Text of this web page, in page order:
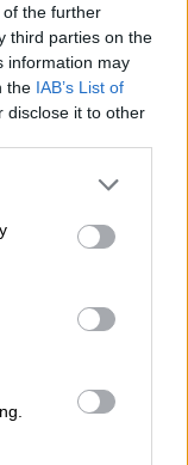
the further
third parties on the
information may
the IAB’s List of
disclose it to other
or more Google
You may click to
party tags to
in below Google
τουΚώδικα
θεσπιστεί η
των
απαγορευθεί
σε
τους οποίους
καθέτως.
ύστερα
ο